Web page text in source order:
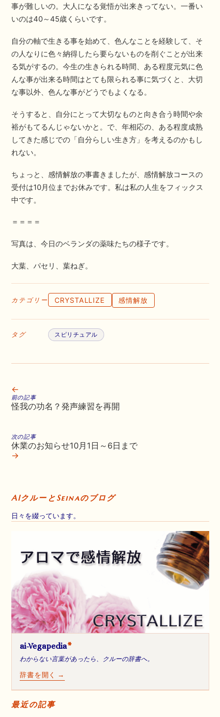
事が難しいの。大人になる覚悟が出来きってない。一番い
いのは40～45歳くらいです。
自分の軸で生きる事を始めて、色んなことを経験して、そ
の人なりに色々納得したら要らないものを削ぐことが出来
る気がするの。今生の生きられる時間、ある程度元気に色
んな事が出来る時間はとても限られる事に気づくと、大切
な事以外、色んな事がどうでもよくなる。
そうすると、自分にとって大切なものと向き合う時間や余
裕がもてるんじゃないかと。で、年相応の、ある程度成熟
してきた感じでの「自分らしい生き方」を考えるのかもし
れない。
ちょっと、感情解放の事書きましたが、感情解放コースの
受付は10月位までお休みです。私は私の人生をフィックス
中です。
＝＝＝＝
写真は、今日のベランダの薬味たちの様子です。
大葉、パセリ、葉ねぎ。
カテゴリー CRYSTALLIZE 感情解放
タグ スピリチュアル
←
前の記事
怪我の功名？発声練習を再開
次の記事
休業のお知らせ10月1日～6日まで
→
AIクルーとSeinaのブログ
日々を綴っています。
ai-Vegapedia*
わからない言葉があったら、クルーの辞書へ。
辞書を開く →
最近の記事